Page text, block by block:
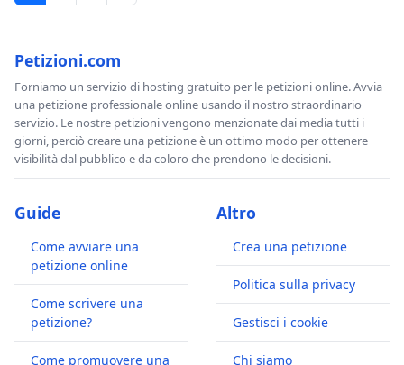
Petizioni.com
Forniamo un servizio di hosting gratuito per le petizioni online. Avvia
una petizione professionale online usando il nostro straordinario
servizio. Le nostre petizioni vengono menzionate dai media tutti i
giorni, perciò creare una petizione è un ottimo modo per ottenere
visibilità dal pubblico e da coloro che prendono le decisioni.
Guide
Come avviare una
petizione online
Come scrivere una
petizione?
Come promuovere una
Altro
Crea una petizione
Politica sulla privacy
Gestisci i cookie
Chi siamo